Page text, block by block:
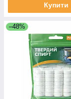
Купити
–48%